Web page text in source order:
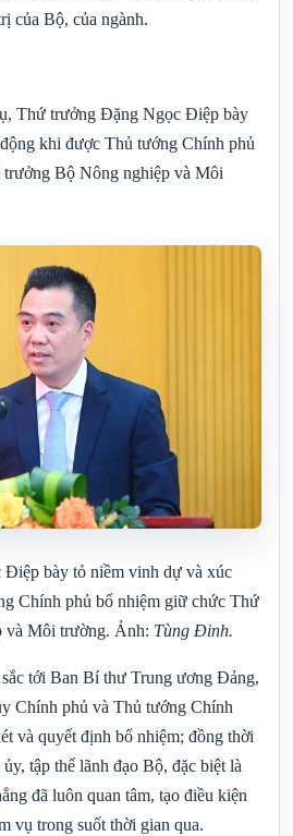
của Bộ, của ngành.
Thứ trưởng Đặng Ngọc Điệp bày
khi được Thủ tướng Chính phủ
Bộ Nông nghiệp và Môi
bày tỏ niềm vinh dự và xúc
Chính phủ bổ nhiệm giữ chức Thứ
và Môi trường. Ảnh: Tùng Đinh.
tới Ban Bí thư Trung ương Đảng,
Chính phủ và Thủ tướng Chính
và quyết định bổ nhiệm; đồng thời
tập thể lãnh đạo Bộ, đặc biệt là
đã luôn quan tâm, tạo điều kiện
vụ trong suốt thời gian qua.